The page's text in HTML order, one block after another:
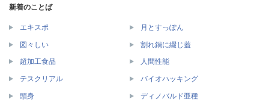
新着のことば
エキスポ 月とすっぽん
図々しい 割れ鍋に綴じ蓋
超加工食品 人間性能
テスクリアル バイオハッキング
頭身 ディノバルド亜種